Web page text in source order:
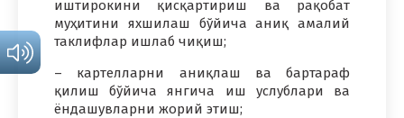
иштирокини қисқартириш ва рақобат
муҳитини яхшилаш бўйича аниқ амалий
таклифлар ишлаб чиқиш;
– картелларни аниқлаш ва бартараф
қилиш бўйича янгича иш услублари ва
ёндашувларни жорий этиш;